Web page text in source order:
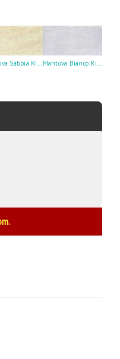
Mantova Sabbia Rilievo 30X60 Mantova Bianco Rilievo 30X60